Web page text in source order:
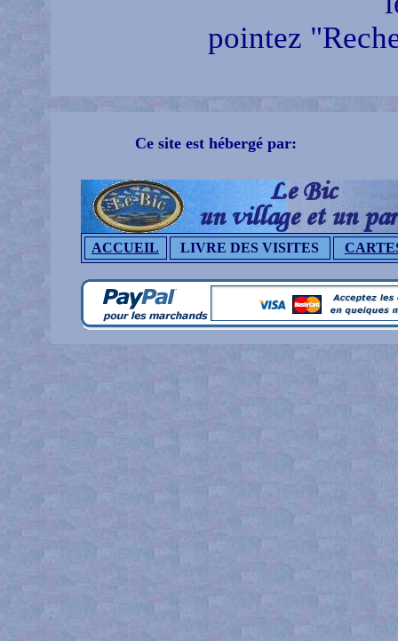
pointez
Ce site est hébergé par:
ACCUEIL LIVRE DES VISITES